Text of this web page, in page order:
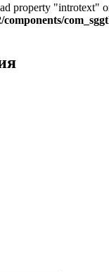
property "introtext"